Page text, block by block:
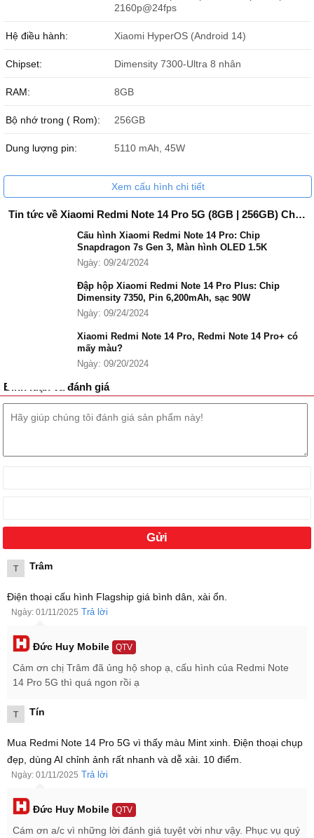
Hoàn thiện cao cấp với thiết kế khung kim loại nguyên khối,
Kháng nước, bụi IP68, kính cường lực Gorilla Glass Victus 2
cứng cáp.
120Hz mang đến hình ảnh trên Redmi Note 14 Pro 5G sắc nét
sống động.
ảnh rõ nét, chân thực.
Pin dung lượng lớn 5110 mAh cho Redmi Note 14 Pro 5G thời
gian sử dụng cả ngày dài.
2160p@24fps
Hệ điều hành: Xiaomi HyperOS (Android 14)
Chipset: Dimensity 7300-Ultra 8 nhân
RAM: 8GB
Bộ nhớ trong ( Rom): 256GB
Dung lượng pin: 5110 mAh, 45W
Xem cấu hình chi tiết
Tin tức về Xiaomi Redmi Note 14 Pro 5G (8GB | 256GB) Chính Hãng
Cấu hình Xiaomi Redmi Note 14 Pro: Chip
Snapdragon 7s Gen 3, Màn hình OLED 1.5K
Ngày: 09/24/2024
Đập hộp Xiaomi Redmi Note 14 Pro Plus: Chip
Dimensity 7350, Pin 6,200mAh, sạc 90W
Ngày: 09/24/2024
Xiaomi Redmi Note 14 Pro, Redmi Note 14 Pro+ có
mấy màu?
Ngày: 09/20/2024
Bình luận và đánh giá
T Trâm
Điện thoại cấu hình Flagship giá bình dân, xài ổn.
Ngày: 01/11/2025 Trả lời
Đức Huy Mobile QTV
Cảm ơn chị Trâm đã ủng hộ shop ạ, cấu hình của Redmi Note
14 Pro 5G thì quá ngon rồi ạ
T Tín
Mua Redmi Note 14 Pro 5G vì thấy màu Mint xinh. Điện thoại chụp
đẹp, dùng AI chỉnh ảnh rất nhanh và dễ xài. 10 điểm.
Ngày: 01/11/2025 Trả lời
Đức Huy Mobile QTV
Cám ơn a/c vì những lời đánh giá tuyệt vời như vậy. Phục vụ quý